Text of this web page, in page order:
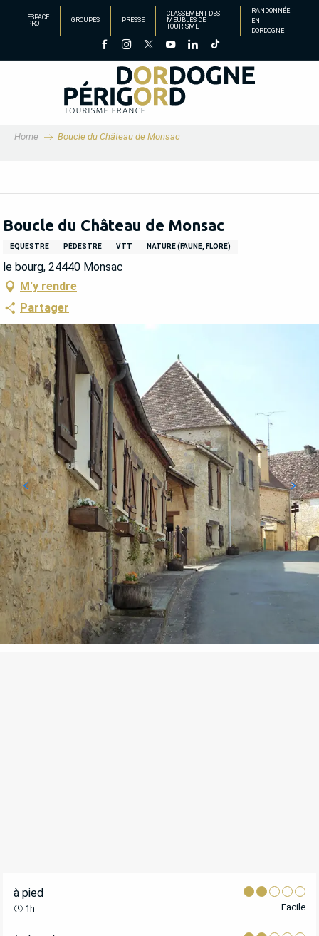
principal
ESPACE
PRO
GROUPES PRESSE
CLASSEMENT DES
MEUBLÉS DE
TOURISME
RANDONNÉE
EN
DORDOGNE
Home Boucle du Château de Monsac
Boucle du Château de Monsac
EQUESTRE PÉDESTRE VTT NATURE (FAUNE, FLORE)
le bourg, 24440 Monsac
M'y rendre
Partager
à pied
1h Facile